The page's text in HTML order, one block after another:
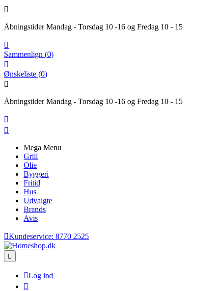

Åbningstider Mandag - Torsdag 10 -16 og Fredag 10 - 15

Sammenlign (0)

Ønskeliste (0)

Åbningstider Mandag - Torsdag 10 -16 og Fredag 10 - 15


Mega Menu
Grill
Olie
Byggeri
Fritid
Hus
Udvalgte
Brands
Avis
Kundeservice: 8770 2525

Log ind
